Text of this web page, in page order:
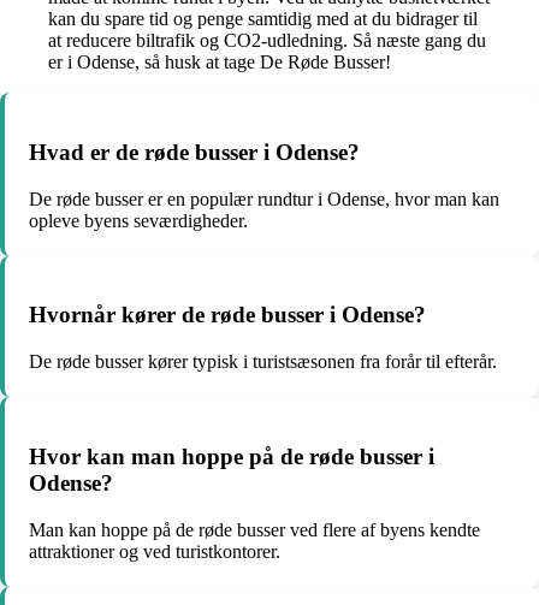
kan du spare tid og penge samtidig med at du bidrager til
at reducere biltrafik og CO2-udledning. Så næste gang du
er i Odense, så husk at tage De Røde Busser!
Hvad er de røde busser i Odense?
De røde busser er en populær rundtur i Odense, hvor man kan
opleve byens seværdigheder.
Hvornår kører de røde busser i Odense?
De røde busser kører typisk i turistsæsonen fra forår til efterår.
Hvor kan man hoppe på de røde busser i
Odense?
Man kan hoppe på de røde busser ved flere af byens kendte
attraktioner og ved turistkontorer.